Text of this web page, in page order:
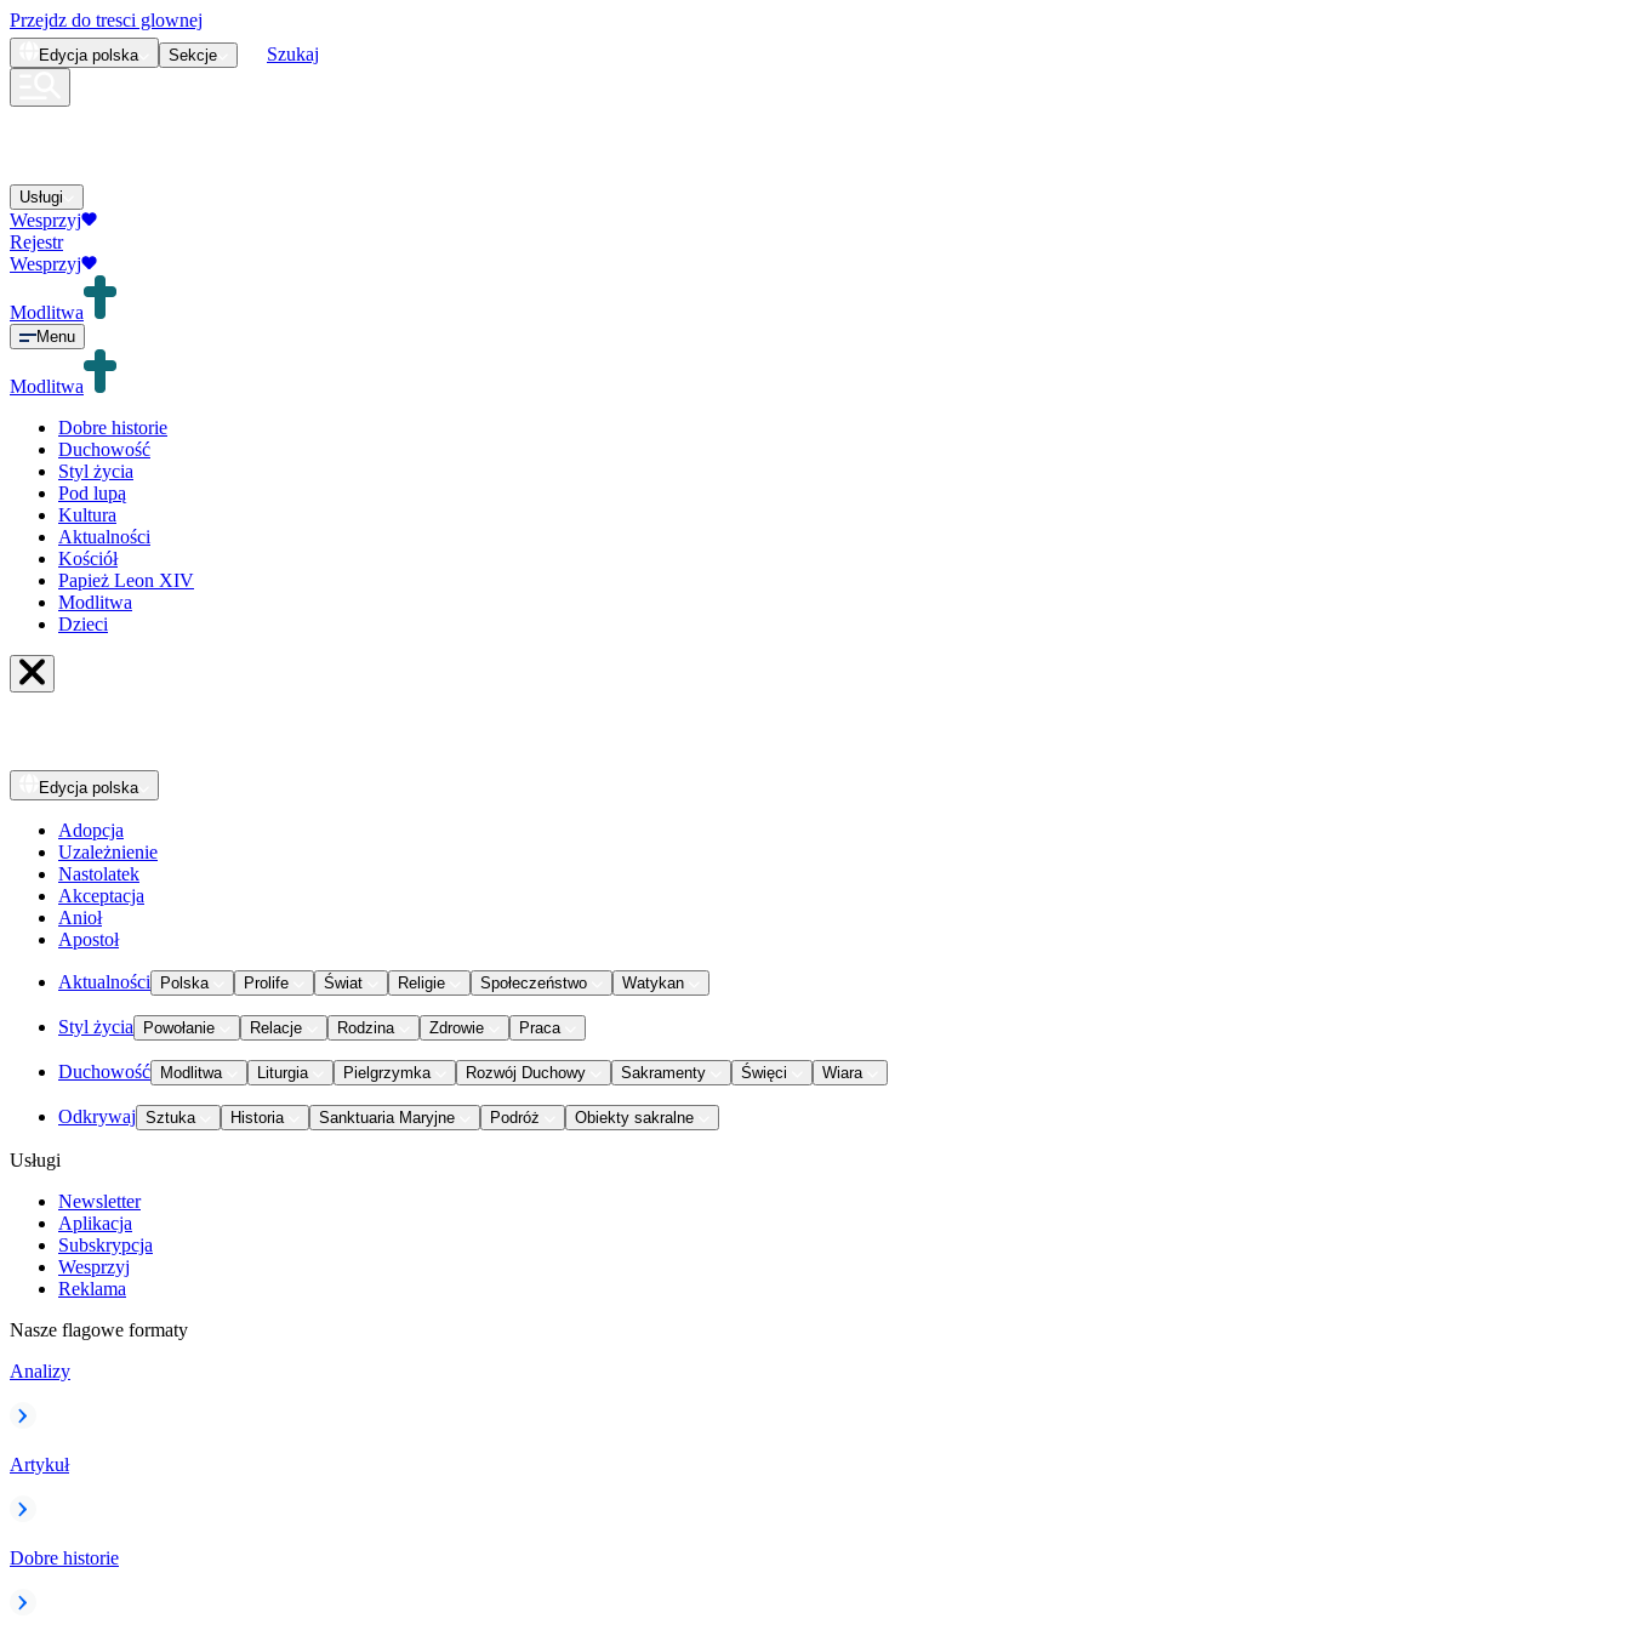
Przejdz do tresci glownej
Edycja polska Sekcje Szukaj
Usługi
Wesprzyj
Rejestr
Wesprzyj
Modlitwa
Menu
Modlitwa
Dobre historie
Duchowość
Styl życia
Pod lupą
Kultura
Aktualności
Kościół
Papież Leon XIV
Modlitwa
Dzieci
Edycja polska
Adopcja
Uzależnienie
Nastolatek
Akceptacja
Anioł
Apostoł
Aktualności Polska Prolife Świat Religie Społeczeństwo Watykan
Styl życia Powołanie Relacje Rodzina Zdrowie Praca
Duchowość Modlitwa Liturgia Pielgrzymka Rozwój Duchowy Sakramenty Święci Wiara
Odkrywaj Sztuka Historia Sanktuaria Maryjne Podróż Obiekty sakralne
Usługi
Newsletter
Aplikacja
Subskrypcja
Wesprzyj
Reklama
Nasze flagowe formaty
Analizy
Artykuł
Dobre historie